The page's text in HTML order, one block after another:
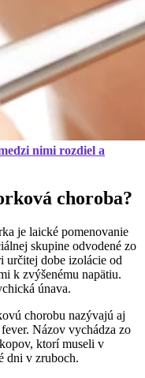
nimi rozdiel a
choroba?
je laické pomenovanie
skupine odvodené zo
určitej dobe izolácie od
k zvýšenému napätiu.
únava.
chorobu nazývajú aj
Názov vychádza zo
ktorí museli v
dni v zruboch.